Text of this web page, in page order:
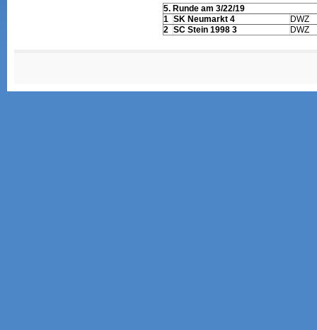
5. Runde am 3/22/19
1 SK Neumarkt 4
DWZ
2 SC Stein 1998 3 DWZ